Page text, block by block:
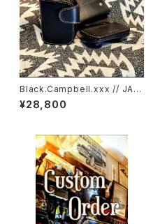
Black.Campbell.xxx // JAC
K.RIDE.SSW
¥28,800